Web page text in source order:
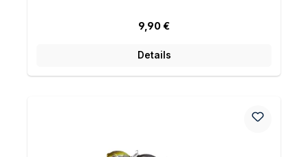
Regulärer Preis:
9,90 €
Details